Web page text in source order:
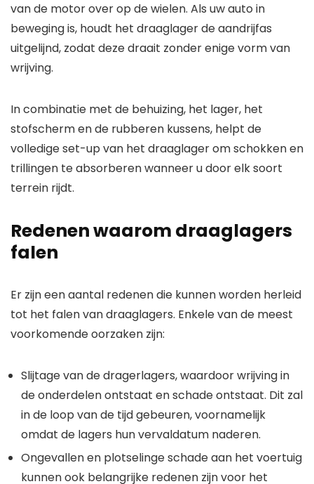
van de motor over op de wielen. Als uw auto in
beweging is, houdt het draaglager de aandrijfas
uitgelijnd, zodat deze draait zonder enige vorm van
wrijving.
In combinatie met de behuizing, het lager, het
stofscherm en de rubberen kussens, helpt de
volledige set-up van het draaglager om schokken en
trillingen te absorberen wanneer u door elk soort
terrein rijdt.
Redenen waarom draaglagers
falen
Er zijn een aantal redenen die kunnen worden herleid
tot het falen van draaglagers. Enkele van de meest
voorkomende oorzaken zijn:
Slijtage van de dragerlagers, waardoor wrijving in
de onderdelen ontstaat en schade ontstaat. Dit zal
in de loop van de tijd gebeuren, voornamelijk
omdat de lagers hun vervaldatum naderen.
Ongevallen en plotselinge schade aan het voertuig
kunnen ook belangrijke redenen zijn voor het